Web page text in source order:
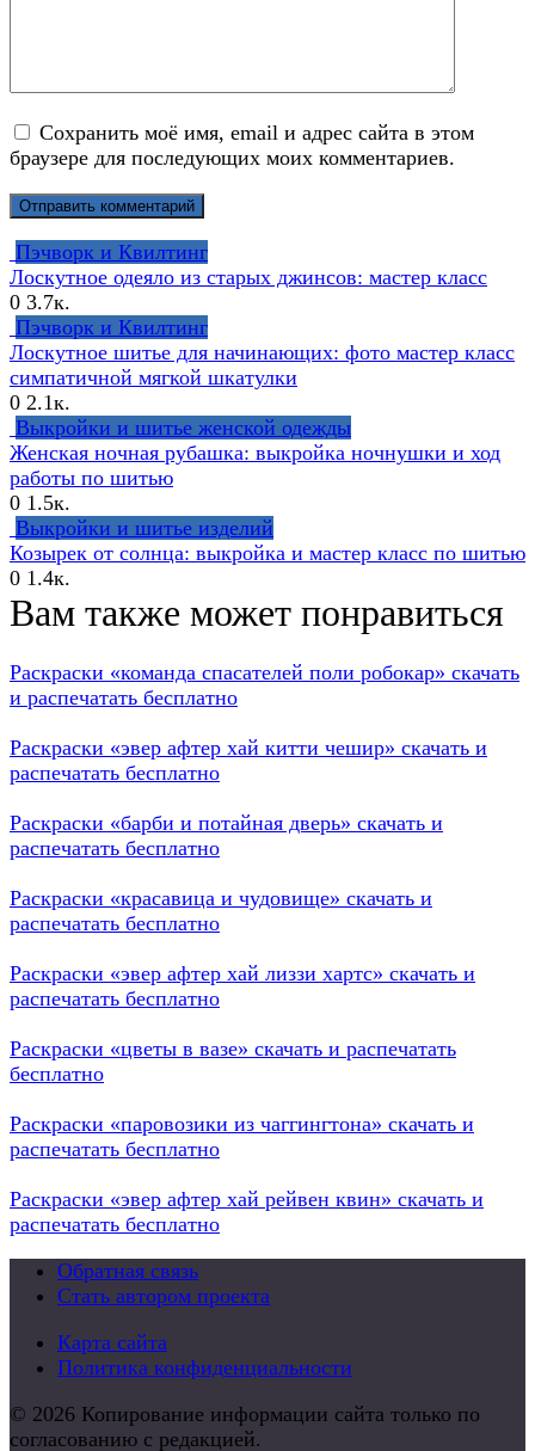
Сохранить моё имя, email и адрес сайта в этом
браузере для последующих моих комментариев.
Пэчворк и Квилтинг
Лоскутное одеяло из старых джинсов: мастер класс
0 3.7к.
Пэчворк и Квилтинг
Лоскутное шитье для начинающих: фото мастер класс
симпатичной мягкой шкатулки
0 2.1к.
Выкройки и шитье женской одежды
Женская ночная рубашка: выкройка ночнушки и ход
работы по шитью
0 1.5к.
Выкройки и шитье изделий
Козырек от солнца: выкройка и мастер класс по шитью
0 1.4к.
Вам также может понравиться
Раскраски «команда спасателей поли робокар» скачать
и распечатать бесплатно
Раскраски «эвер афтер хай китти чешир» скачать и
распечатать бесплатно
Раскраски «барби и потайная дверь» скачать и
распечатать бесплатно
Раскраски «красавица и чудовище» скачать и
распечатать бесплатно
Раскраски «эвер афтер хай лиззи хартс» скачать и
распечатать бесплатно
Раскраски «цветы в вазе» скачать и распечатать
бесплатно
Раскраски «паровозики из чаггингтона» скачать и
распечатать бесплатно
Раскраски «эвер афтер хай рейвен квин» скачать и
распечатать бесплатно
Обратная связь
Стать автором проекта
Карта сайта
Политика конфиденциальности
© 2026 Копирование информации сайта только по
согласованию с редакцией.